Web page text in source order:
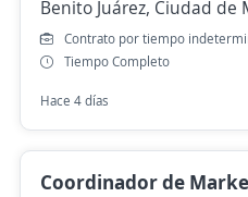
Benito Juárez, Ciudad de
Contrato por tiempo
Tiempo Completo
Hace 4 días
Coordinador de